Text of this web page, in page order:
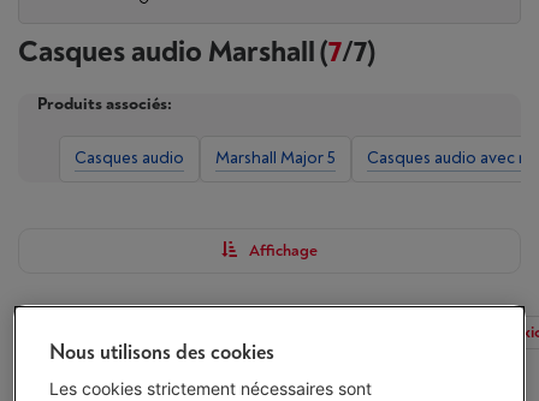
Casques audio Marshall(7/7)
Produits associés:
Casques audio Marshall Major 5 Casques audio avec
Affichage
Nous utilisons des cookies
Les cookies strictement nécessaires sont